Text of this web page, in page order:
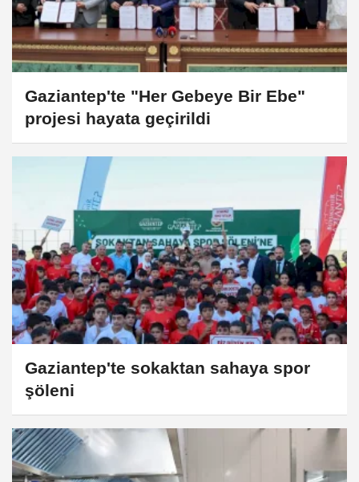
Gaziantep'te "Her Gebeye Bir Ebe"
projesi hayata geçirildi
Gaziantep'te sokaktan sahaya spor
şöleni